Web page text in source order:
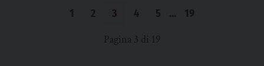
1 2 3 4 5 … 19
Pagina 3 di 19